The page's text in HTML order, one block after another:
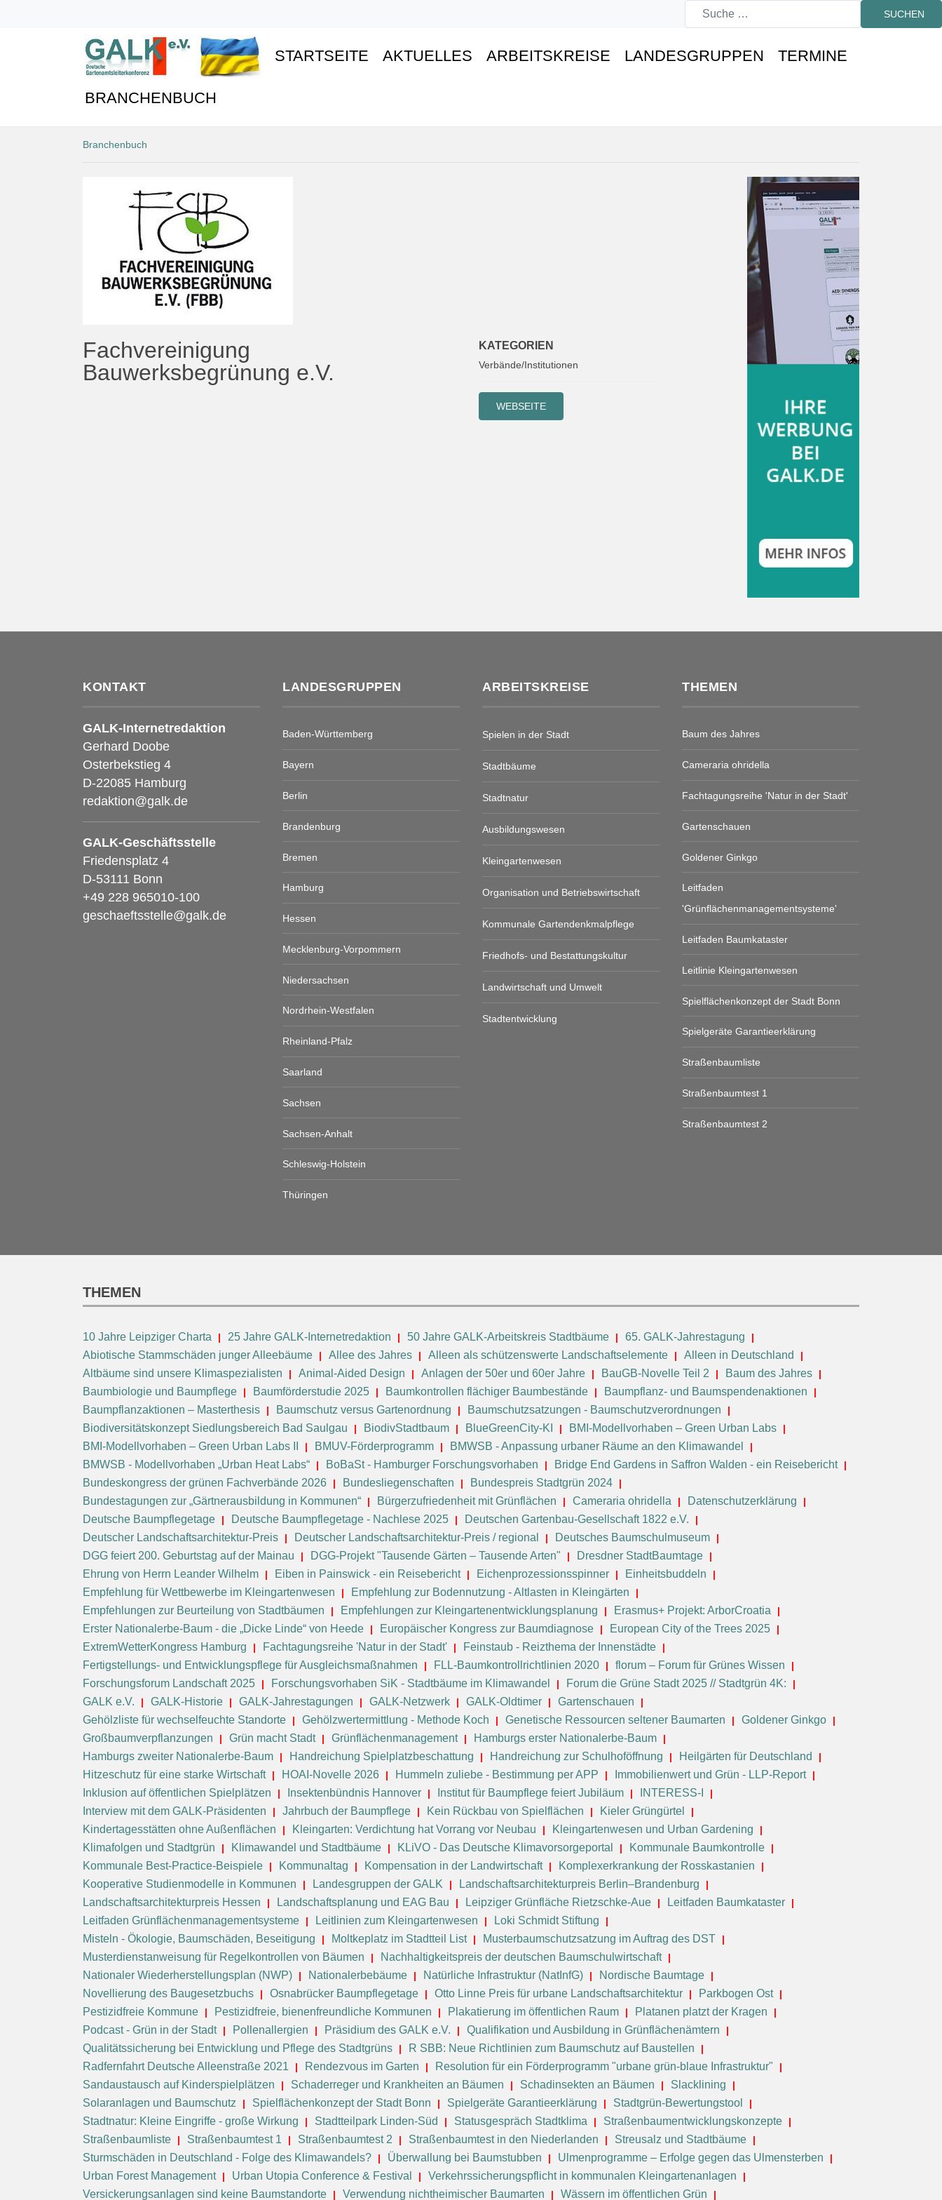
SUCHEN
STARTSEITE AKTUELLES ARBEITSKREISE LANDESGRUPPEN TERMINE
BRANCHENBUCH
Branchenbuch
Fachvereinigung
Bauwerksbegrünung e.V.
KATEGORIEN
Verbände/Institutionen
WEBSEITE
KONTAKT
GALK-Internetredaktion
Gerhard Doobe
Osterbekstieg 4
D-22085 Hamburg
redaktion@galk.de
GALK-Geschäftsstelle
Friedensplatz 4
D-53111 Bonn
+49 228 965010-100
geschaeftsstelle@galk.de
LANDESGRUPPEN
Baden-Württemberg
Bayern
Berlin
Brandenburg
Bremen
Hamburg
Hessen
Mecklenburg-Vorpommern
Niedersachsen
Nordrhein-Westfalen
Rheinland-Pfalz
Saarland
Sachsen
Sachsen-Anhalt
Schleswig-Holstein
Thüringen
ARBEITSKREISE
Spielen in der Stadt
Stadtbäume
Stadtnatur
Ausbildungswesen
Kleingartenwesen
Organisation und Betriebswirtschaft
Kommunale Gartendenkmalpflege
Friedhofs- und Bestattungskultur
Landwirtschaft und Umwelt
Stadtentwicklung
THEMEN
Baum des Jahres
Cameraria ohridella
Fachtagungsreihe 'Natur in der Stadt'
Gartenschauen
Goldener Ginkgo
Leitfaden
'Grünflächenmanagementsysteme'
Leitfaden Baumkataster
Leitlinie Kleingartenwesen
Spielflächenkonzept der Stadt Bonn
Spielgeräte Garantieerklärung
Straßenbaumliste
Straßenbaumtest 1
Straßenbaumtest 2
THEMEN
10 Jahre Leipziger Charta 25 Jahre GALK-Internetredaktion 50 Jahre GALK-Arbeitskreis Stadtbäume
65. GALK-Jahrestagung
Abiotische Stammschäden junger Alleebäume
Allee des Jahres Alleen als schützenswerte Landschaftselemente
Alleen in Deutschland
Altbäume sind unsere Klimaspezialisten
Animal-Aided Design Anlagen der 50er und 60er Jahre BauGB-Novelle Teil 2
Baum des Jahres
Baumbiologie und Baumpflege
Baumförderstudie 2025 Baumkontrollen flächiger Baumbestände
Baumpflanz- und Baumspendenaktionen
Baumpflanzaktionen – Masterthesis
Baumschutz versus Gartenordnung
Baumschutzsatzungen - Baumschutzverordnungen
Biodiversitätskonzept Siedlungsbereich Bad Saulgau
BiodivStadtbaum BlueGreenCity-KI
BMI-Modellvorhaben – Green Urban Labs
BMI-Modellvorhaben – Green Urban Labs II
BMUV-Förderprogramm
BMWSB - Anpassung urbaner Räume an den Klimawandel
BMWSB - Modellvorhaben „Urban Heat Labs“
BoBaSt - Hamburger Forschungsvorhaben
Bridge End Gardens in Saffron Walden - ein Reisebericht
Bundeskongress der grünen Fachverbände 2026
Bundesliegenschaften
Bundespreis Stadtgrün 2024
Bundestagungen zur „Gärtnerausbildung in Kommunen“
Bürgerzufriedenheit mit Grünflächen Cameraria ohridella
Datenschutzerklärung
Deutsche Baumpflegetage
Deutsche Baumpflegetage - Nachlese 2025
Deutschen Gartenbau-Gesellschaft 1822 e.V.
Deutscher Landschaftsarchitektur-Preis
Deutscher Landschaftsarchitektur-Preis / regional
Deutsches Baumschulmuseum
DGG feiert 200. Geburtstag auf der Mainau
DGG-Projekt "Tausende Gärten – Tausende Arten"
Dresdner StadtBaumtage
Ehrung von Herrn Leander Wilhelm
Eiben in Painswick - ein Reisebericht Eichenprozessionsspinner
Einheitsbuddeln
Empfehlung für Wettbewerbe im Kleingartenwesen
Empfehlung zur Bodennutzung - Altlasten in Kleingärten
Empfehlungen zur Beurteilung von Stadtbäumen
Empfehlungen zur Kleingartenentwicklungsplanung
Erasmus+ Projekt: ArborCroatia
Erster Nationalerbe-Baum - die „Dicke Linde“ von Heede
Europäischer Kongress zur Baumdiagnose
European City of the Trees 2025
ExtremWetterKongress Hamburg
Fachtagungsreihe 'Natur in der Stadt'
Feinstaub - Reizthema der Innenstädte
Fertigstellungs- und Entwicklungspflege für Ausgleichsmaßnahmen
FLL-Baumkontrollrichtlinien 2020
florum – Forum für Grünes Wissen
Forschungsforum Landschaft 2025
Forschungsvorhaben SiK - Stadtbäume im Klimawandel
Forum die Grüne Stadt 2025 // Stadtgrün 4K:
GALK e.V.
GALK-Historie GALK-Jahrestagungen GALK-Netzwerk GALK-Oldtimer
Gartenschauen
Gehölzliste für wechselfeuchte Standorte
Gehölzwertermittlung - Methode Koch Genetische Ressourcen seltener Baumarten
Goldener Ginkgo
Großbaumverpflanzungen
Grün macht Stadt Grünflächenmanagement
Hamburgs erster Nationalerbe-Baum
Hamburgs zweiter Nationalerbe-Baum
Handreichung Spielplatzbeschattung Handreichung zur Schulhoföffnung
Heilgärten für Deutschland
Hitzeschutz für eine starke Wirtschaft
HOAI-Novelle 2026 Hummeln zuliebe - Bestimmung per APP
Immobilienwert und Grün - LLP-Report
Inklusion auf öffentlichen Spielplätzen
Insektenbündnis Hannover Institut für Baumpflege feiert Jubiläum
INTERESS-I
Interview mit dem GALK-Präsidenten
Jahrbuch der Baumpflege Kein Rückbau von Spielflächen
Kieler Grüngürtel
Kindertagesstätten ohne Außenflächen
Kleingarten: Verdichtung hat Vorrang vor Neubau
Kleingartenwesen und Urban Gardening
Klimafolgen und Stadtgrün
Klimawandel und Stadtbäume KLiVO - Das Deutsche Klimavorsorgeportal
Kommunale Baumkontrolle
Kommunale Best-Practice-Beispiele
Kommunaltag Kompensation in der Landwirtschaft
Komplexerkrankung der Rosskastanien
Kooperative Studienmodelle in Kommunen
Landesgruppen der GALK
Landschaftsarchitekturpreis Berlin–Brandenburg
Landschaftsarchitekturpreis Hessen
Landschaftsplanung und EAG Bau Leipziger Grünfläche Rietzschke-Aue
Leitfaden Baumkataster
Leitfaden Grünflächenmanagementsysteme
Leitlinien zum Kleingartenwesen
Loki Schmidt Stiftung
Misteln - Ökologie, Baumschäden, Beseitigung
Moltkeplatz im Stadtteil List
Musterbaumschutzsatzung im Auftrag des DST
Musterdienstanweisung für Regelkontrollen von Bäumen
Nachhaltigkeitspreis der deutschen Baumschulwirtschaft
Nationaler Wiederherstellungsplan (NWP)
Nationalerbebäume Natürliche Infrastruktur (NatInfG)
Nordische Baumtage
Novellierung des Baugesetzbuchs
Osnabrücker Baumpflegetage Otto Linne Preis für urbane Landschaftsarchitektur
Parkbogen Ost
Pestizidfreie Kommune
Pestizidfreie, bienenfreundliche Kommunen Plakatierung im öffentlichen Raum
Platanen platzt der Kragen
Podcast - Grün in der Stadt
Pollenallergien Präsidium des GALK e.V.
Qualifikation und Ausbildung in Grünflächenämtern
Qualitätssicherung bei Entwicklung und Pflege des Stadtgrüns
R SBB: Neue Richtlinien zum Baumschutz auf Baustellen
Radfernfahrt Deutsche Alleenstraße 2021
Rendezvous im Garten
Resolution für ein Förderprogramm "urbane grün-blaue Infrastruktur"
Sandaustausch auf Kinderspielplätzen
Schaderreger und Krankheiten an Bäumen Schadinsekten an Bäumen
Slacklining
Solaranlagen und Baumschutz
Spielflächenkonzept der Stadt Bonn Spielgeräte Garantieerklärung
Stadtgrün-Bewertungstool
Stadtnatur: Kleine Eingriffe - große Wirkung
Stadtteilpark Linden-Süd Statusgespräch Stadtklima
Straßenbaumentwicklungskonzepte
Straßenbaumliste
Straßenbaumtest 1 Straßenbaumtest 2 Straßenbaumtest in den Niederlanden
Streusalz und Stadtbäume
Sturmschäden in Deutschland - Folge des Klimawandels?
Überwallung bei Baumstubben
Ulmenprogramme – Erfolge gegen das Ulmensterben
Urban Forest Management
Urban Utopia Conference & Festival
Verkehrssicherungspflicht in kommunalen Kleingartenanlagen
Versickerungsanlagen sind keine Baumstandorte
Verwendung nichtheimischer Baumarten Wässern im öffentlichen Grün